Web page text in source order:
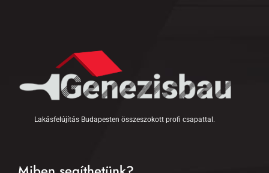
Lakásfelújítás Budapesten összeszokott profi csapattal.